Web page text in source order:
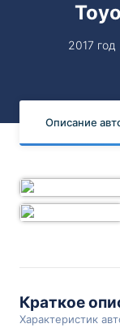
2017 год
Описание
Краткое
Характеристик